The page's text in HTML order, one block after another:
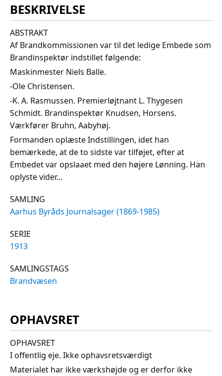
BESKRIVELSE
ABSTRAKT
Af Brandkommissionen var til det ledige Embede som
Brandinspektør indstillet følgende:
Maskinmester Niels Balle.
-Ole Christensen.
-K. A. Rasmussen. Premierløjtnant L. Thygesen
Schmidt. Brandinspektør Knudsen, Horsens.
Værkfører Bruhn, Aabyhøj.
Formanden oplæste Indstillingen, idet han
bemærkede, at de to sidste var tilføjet, efter at
Embedet var opslaaet med den højere Lønning. Han
oplyste vider...
SAMLING
Aarhus Byråds Journalsager (1869-1985)
SERIE
1913
SAMLINGSTAGS
Brandvæsen
OPHAVSRET
OPHAVSRET
I offentlig eje. Ikke ophavsretsværdigt
Materialet har ikke værkshøjde og er derfor ikke